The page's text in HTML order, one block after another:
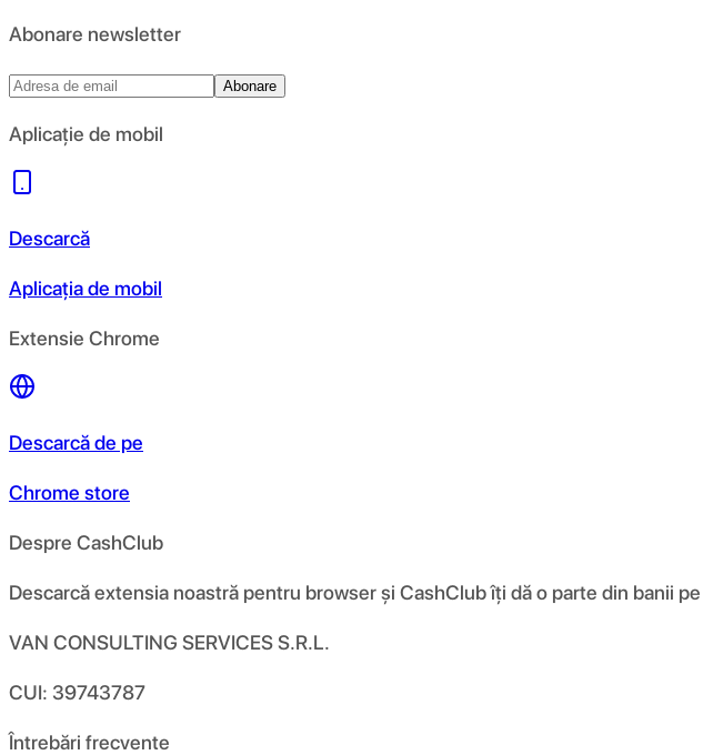
Abonare newsletter
Abonare
Aplicație de mobil
Descarcă
Aplicația de mobil
Extensie Chrome
Descarcă de pe
Chrome store
Despre CashClub
Descarcă extensia noastră pentru browser și CashClub îți dă o parte din banii
VAN CONSULTING SERVICES S.R.L.
CUI: 39743787
Întrebări frecvente